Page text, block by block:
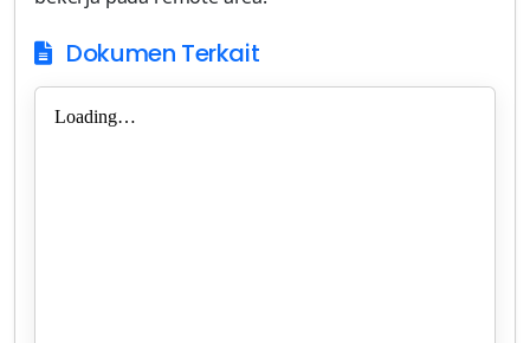
Dokumen Terkait